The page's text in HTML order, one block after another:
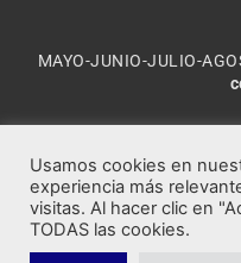
MAYO-JUNIO-JULIO-
Rocafort Modelismo |
Usamos cookies en
experiencia más
visitas. Al hacer clic en
TODAS las cookies.